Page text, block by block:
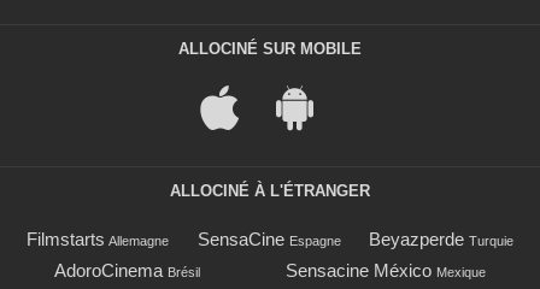
ALLOCINÉ SUR MOBILE
ALLOCINÉ À L'ÉTRANGER
Filmstarts Allemagne SensaCine Espagne Beyazperde Turquie
AdoroCinema Brésil Sensacine México Mexique